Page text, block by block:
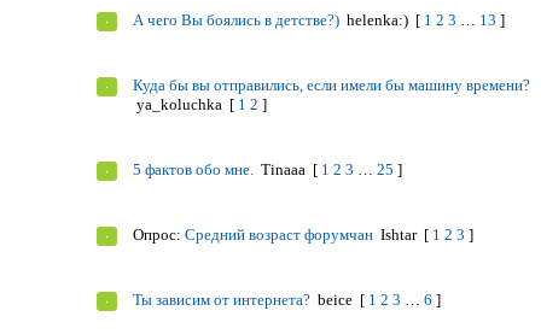
А чего Вы боялись в детстве?) helenka:) [ 1 2 3 … 13 ]
Куда бы вы отправились, если имели бы машину времени?
ya_koluchka [ 1 2 ]
5 фактов обо мне. Tinaaa [ 1 2 3 … 25 ]
Опрос: Средний возраст форумчан Ishtar [ 1 2 3 ]
Ты зависим от интернета? beice [ 1 2 3 … 6 ]